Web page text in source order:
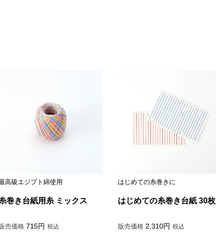
高級エジプト綿使用
巻き台紙用糸 ミックス
売価格 715 税込
はじめての糸巻きに
はじめての糸巻き台紙 30枚
販売価格 2,310 税込